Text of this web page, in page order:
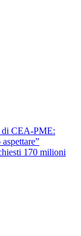
di CEA‑PME:
170 milioni